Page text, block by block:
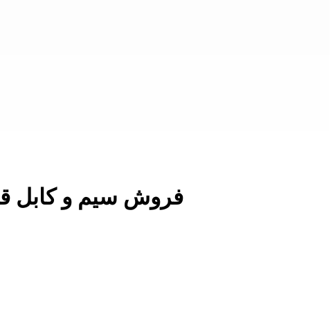
فروش سیم و کابل قیمت کابل ده زوجی